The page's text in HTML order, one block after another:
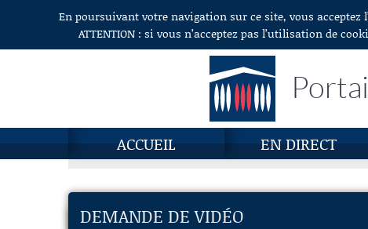
Aller au contenuEn poursuivant votre navigation sur ce site, vous
ATTENTION : si vous n’acceptez pas l’utilisation de
ACCUEIL EN DIRECT
DEMANDE DE VIDÉO